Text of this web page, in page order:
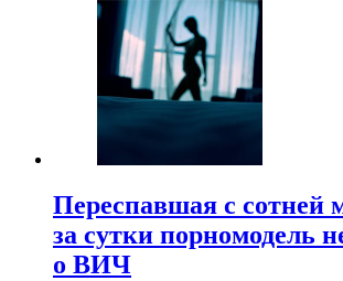
Переспавшая с сотней
за сутки порномодель
о ВИЧ